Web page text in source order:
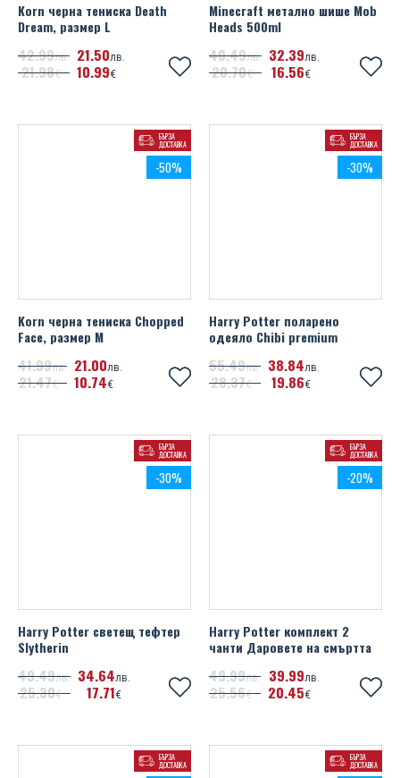
Korn черна тениска Death
Dream, размер L
4299лв.
2198€
21 50лв.
10 99€
Minecraft метално шише Mob
Heads 500ml
4049лв.
2070€
32 39лв.
16 56€
БЪРЗА
ДОСТАВКА
-50%
Korn черна тениска Chopped
Face, размер M
4199лв.
2147€
21 00лв.
10 74€
БЪРЗА
ДОСТАВКА
-30%
Harry Potter поларено
одеяло Chibi premium
5549лв.
2837€
38 84лв.
19 86€
БЪРЗА
ДОСТАВКА
-30%
Harry Potter светещ тефтер
Slytherin
4949лв.
2530€
34 64лв.
17 71€
БЪРЗА
ДОСТАВКА
-20%
Harry Potter комплект 2
чанти Даровете на смъртта
4999лв.
2556€
39 99лв.
20 45€
БЪРЗА
ДОСТАВКА
БЪРЗА
ДОСТАВКА